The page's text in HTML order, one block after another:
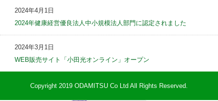
2024年4月1日
2024年健康経営優良法人中小規模法人部門に認定されました
2024年3月1日
WEB販売サイト「小田光オンライン」オープン
Copyright 2019 ODAMITSU Co Ltd All Rights Reserved.